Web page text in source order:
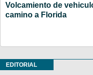
Volcamiento de
camino a Florida
EDITORIAL